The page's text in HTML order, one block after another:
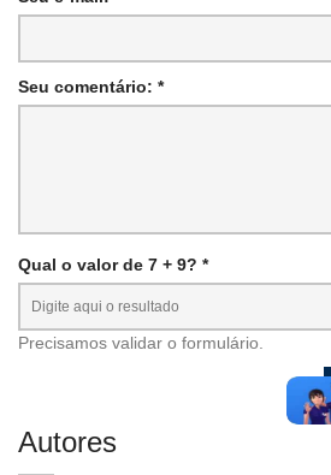
Seu comentário: *
Qual o valor de 7 + 9? *
Precisamos validar o formulário.
Autores